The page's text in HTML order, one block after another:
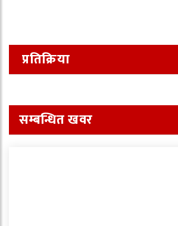
प्रतिक्रिया
सम्बन्धित खवर